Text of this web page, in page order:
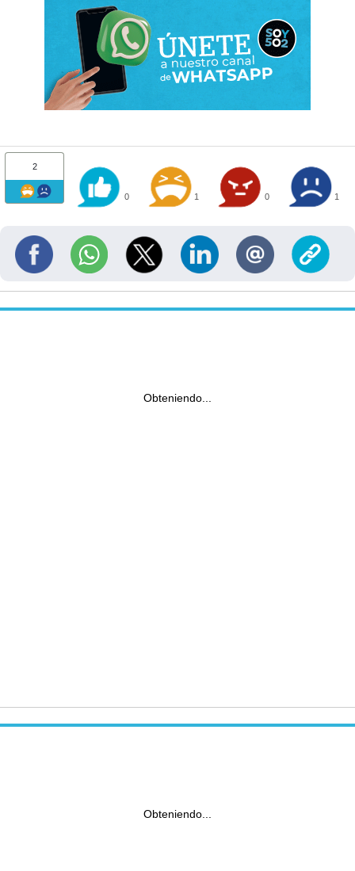
2
0 1 0 1
Obteniendo...
Obteniendo...